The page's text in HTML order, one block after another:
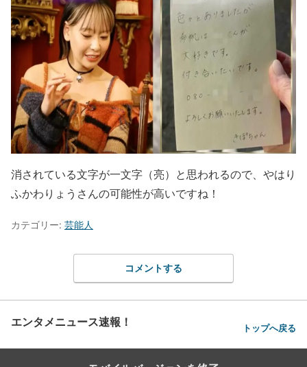
消されている文字が一文字（亮）と思われるので、やはり
ふかわりょうさんの可能性が高いですね！
カテゴリー: 芸能人
コメントする
エンタメニュース速報！ トップへ戻る